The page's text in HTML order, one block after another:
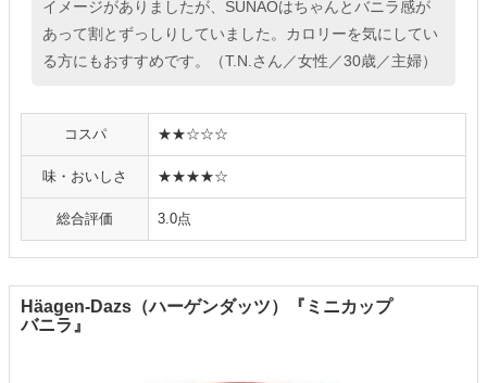
イメージがありましたが、SUNAOはちゃんとバニラ感が
あって割とずっしりしていました。カロリーを気にしてい
る方にもおすすめです。（T.N.さん／女性／30歳／主婦）
コスパ ★★☆☆☆
味・おいしさ ★★★★☆
総合評価 3.0点
Häagen-Dazs（ハーゲンダッツ）『ミニカップ
バニラ』